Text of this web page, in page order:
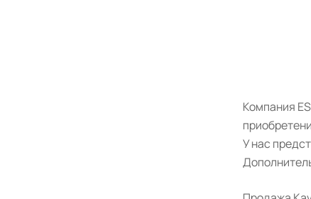
Компания
У нас